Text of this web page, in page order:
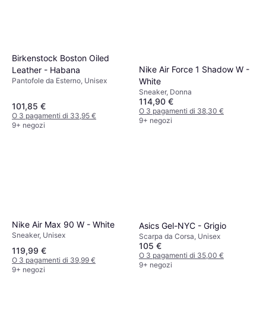
Birkenstock Boston Oiled
Leather - Habana
Pantofole da Esterno, Unisex
101,85 €
O 3 pagamenti di 33,95 €
9+ negozi
Nike Air Force 1 Shadow W -
White
Sneaker, Donna
114,90 €
O 3 pagamenti di 38,30 €
9+ negozi
Nike Air Max 90 W - White
Sneaker, Unisex
119,99 €
O 3 pagamenti di 39,99 €
9+ negozi
Asics Gel-NYC - Grigio
Scarpa da Corsa, Unisex
105 €
O 3 pagamenti di 35,00 €
9+ negozi